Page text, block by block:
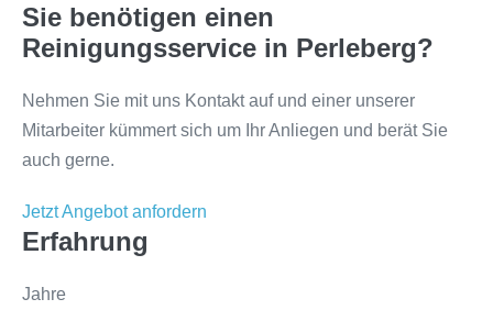
Sie benötigen einen
Reinigungsservice in Perleberg?
Nehmen Sie mit uns Kontakt auf und einer unserer
Mitarbeiter kümmert sich um Ihr Anliegen und berät Sie
auch gerne.
Jetzt Angebot anfordern
Erfahrung
Jahre